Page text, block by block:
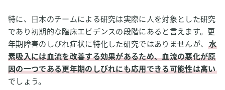
特に、日本のチームによる研究は実際に人を対象とした研究
であり初期的な臨床エビデンスの段階にあると言えます。更
年期障害のしびれ症状に特化した研究ではありませんが、水
素吸入には血流を改善する効果があるため、血流の悪化が原
因の一つである更年期のしびれにも応用できる可能性は高い
でしょう。